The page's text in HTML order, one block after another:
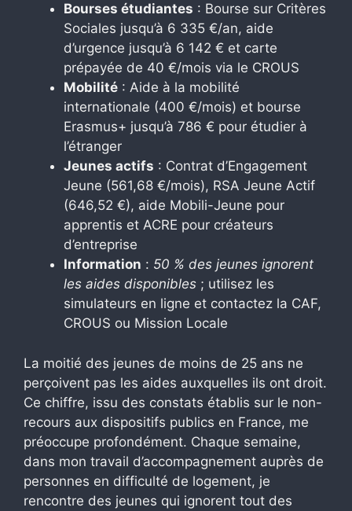
Bourses étudiantes : Bourse sur Critères
Sociales jusqu’à 6 335 €/an, aide
d’urgence jusqu’à 6 142 € et carte
prépayée de 40 €/mois via le CROUS
Mobilité : Aide à la mobilité
internationale (400 €/mois) et bourse
Erasmus+ jusqu’à 786 € pour étudier à
l’étranger
Jeunes actifs : Contrat d’Engagement
Jeune (561,68 €/mois), RSA Jeune Actif
(646,52 €), aide Mobili-Jeune pour
apprentis et ACRE pour créateurs
d’entreprise
Information : 50 % des jeunes ignorent
les aides disponibles ; utilisez les
simulateurs en ligne et contactez la CAF,
CROUS ou Mission Locale
La moitié des jeunes de moins de 25 ans ne
perçoivent pas les aides auxquelles ils ont droit.
Ce chiffre, issu des constats établis sur le non-
recours aux dispositifs publics en France, me
préoccupe profondément. Chaque semaine,
dans mon travail d’accompagnement auprès de
personnes en difficulté de logement, je
rencontre des jeunes qui ignorent tout des